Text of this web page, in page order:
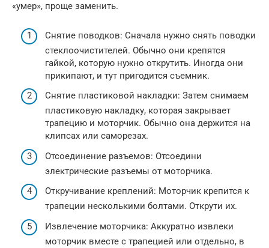
«умер», проще заменить.
Снятие поводков: Сначала нужно снять поводки
стеклоочистителей. Обычно они крепятся
гайкой, которую нужно открутить. Иногда они
прикипают, и тут пригодится съемник.
Снятие пластиковой накладки: Затем снимаем
пластиковую накладку, которая закрывает
трапецию и моторчик. Обычно она держится на
клипсах или саморезах.
Отсоединение разъемов: Отсоедини
электрические разъемы от моторчика.
Откручивание креплений: Моторчик крепится к
трапеции несколькими болтами. Открути их.
Извлечение моторчика: Аккуратно извлеки
моторчик вместе с трапецией или отдельно, в